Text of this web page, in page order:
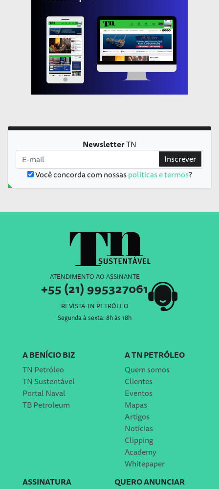
NewsletterTN
Você concorda com nossaspolíticas e termos?
Inscrever
ATENDIMENTO AO ASSINANTE
+55 (21) 995327061
REVISTA TN PETRÓLEO
Segunda à sexta: 8h às 18h
A BENÍCIO BIZ
TN Petróleo
TN Sustentável
Portal Naval
TB Petroleum
A TN PETRÓLEO
Quem somos
Clientes
Eventos
Mapas
Artigos
Notícias
Clipping
Academy
Whitepaper
ASSINATURA
QUERO ANUNCIAR